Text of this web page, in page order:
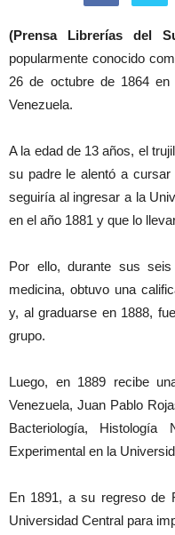
(Prensa Librerías del
popularmente conocido
26 de octubre de 1864 en
Venezuela.
A la edad de 13 años, el
su padre le alentó a
seguiría al ingresar a la
en el año 1881 y que lo
Por ello, durante sus
medicina, obtuvo una
y, al graduarse en 1888,
grupo.
Luego, en 1889 recibe
Venezuela, Juan Pablo
Bacteriología,
Experimental en la
En 1891, a su regreso de
Universidad Central para